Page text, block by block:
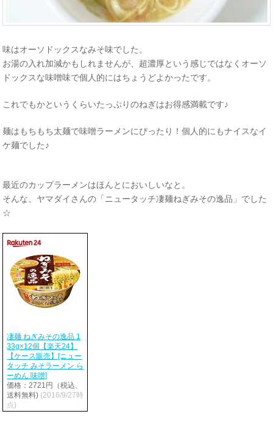
味はオーソドックスなみそ味でした。
お湯の入れ加減かもしれませんが、超濃厚という感じではなくオーソ
ドックスな味噌味で個人的にはちょうどよかったです。
これでもかというくらいたっぷりのねぎはお得感満載です♪
麺はもちもち太麺で味噌ラーメンにぴったり！個人的にもナイスなイ
ケ麺でした♪
最近のカップラーメンはほんとにおいしいなと。
そんな、ヤマダイさんの「ニュータッチ凄麺ねぎみその逸品」でした
☆
凄麺 ねぎみその逸品 1
33g×12個【楽天24】
【ケース販売】[ニュー
タッチ みそラーメン ら
ーめん 味噌]
価格：2721円（税込、
送料無料) (2016/9/27時
点)